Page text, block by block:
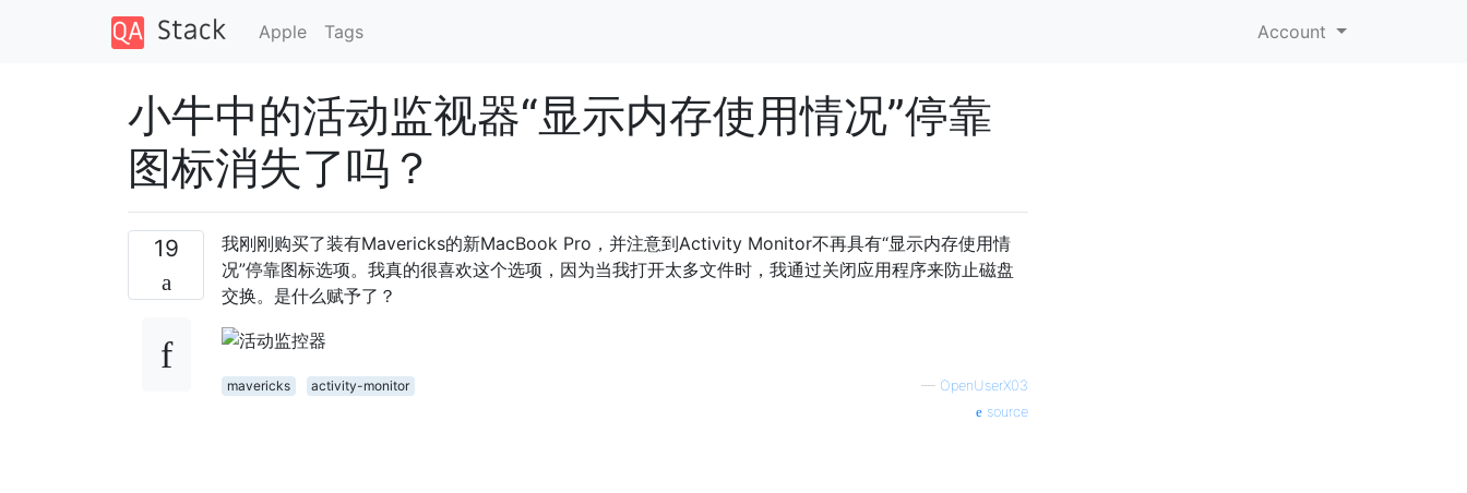
Apple Tags Account
小牛中的活动监视器“显示内存使用情况”停靠
图标消失了吗？
19
我刚刚购买了装有Mavericks的新MacBook Pro，并注意到Activity Monitor不再具有“显示内存使用情
况”停靠图标选项。我真的很喜欢这个选项，因为当我打开太多文件时，我通过关闭应用程序来防止磁盘
交换。是什么赋予了？
mavericks activity-monitor — OpenUserX03
source